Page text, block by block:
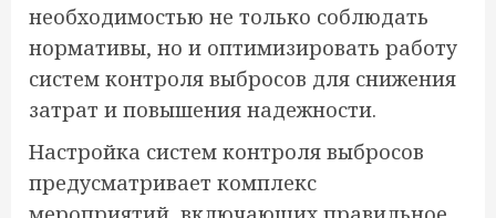
необходимостью не только соблюдать
нормативы, но и оптимизировать работу
систем контроля выбросов для снижения
затрат и повышения надежности.
Настройка систем контроля выбросов
предусматривает комплекс